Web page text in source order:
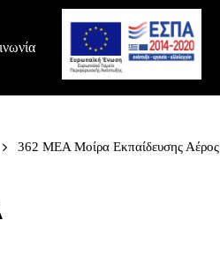
362 ΜΕΑ Μοίρα Εκπαίδευσης Αέρος